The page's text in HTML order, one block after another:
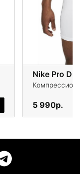
Nike Pro
5 990р.